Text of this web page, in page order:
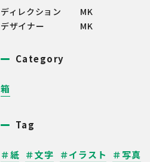
ディレクション
MK
デザイナー
MK
Category
箱
Tag
＃紙 ＃文字 ＃イラスト ＃写真